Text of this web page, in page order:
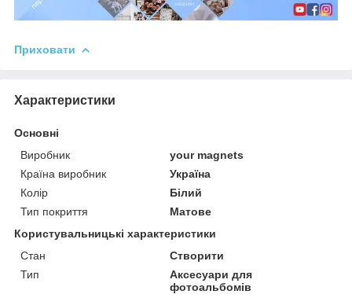
Приховати
Характеристики
Основні
Виробник
your magnets
Країна виробник
Україна
Колір
Білий
Тип покриття
Матове
Користувальницькі характеристики
Стан
Створити
Тип
Аксесуари для
фотоальбомів